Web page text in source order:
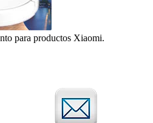
para productos Xiaomi.